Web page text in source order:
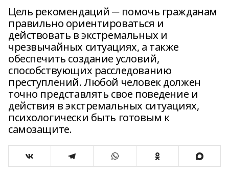
Цель рекомендаций ─ помочь гражданам
правильно ориентироваться и
действовать в экстремальных и
чрезвычайных ситуациях, а также
обеспечить создание условий,
способствующих расследованию
преступлений. Любой человек должен
точно представлять свое поведение и
действия в экстремальных ситуациях,
психологически быть готовым к
самозащите.